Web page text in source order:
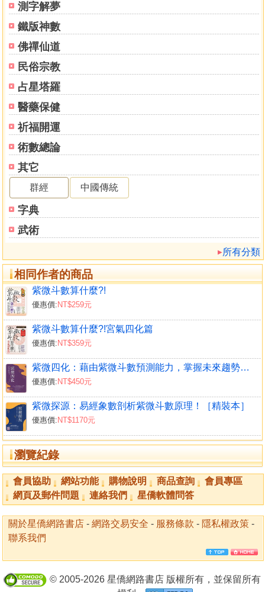
測字解夢
鐵版神數
佛禪仙道
民俗宗教
占星塔羅
醫藥保健
祈福開運
術數總論
其它
群經 中國傳統
字典
武術
所有分類
相同作者的商品
紫微斗數算什麼?!
優惠價: NT$259元
紫微斗數算什麼?!宮氣四化篇
優惠價: NT$359元
紫微四化：藉由紫微斗數預測能力，掌握未來趨勢變化！
優惠價: NT$450元
紫微探源：易經象數剖析紫微斗數原理！［精裝本］
優惠價: NT$1170元
瀏覽紀錄
上課時候常有學員問我，要如何學好紫微斗數呢？一開
始學習時，大部分學員想要速成，馬上能夠運用、論斷，最
後還是從基本開始，所謂萬丈高樓平地起，即使速成，也要
先預鑄好，拿到現場再組裝，基本的東西不可以少。本書主
要是把所有星曜做一次性解讀，以現代的環境探討星曜特
徵，讓星曜的特質不要離我們太遠，學起來會比較有興趣。
本書區分為七個章節：第一章觀念論，主要說明學習
「紫微斗數」的觀念，從另一個角度思考「紫微斗數」能給
我們那些幫助，協助我們遇到猶而不決的事情，多一個判斷
參考的工具。第二章時間的探討，介紹一般常用之曆法，時
差與命理的關係，以及命理上所使用的時間為何？探討紫微
斗數閏月排法，時間對「紫微斗數」的影響，時間與人的關
係。第三章基本認識，介紹五術基本常用的易經原理、「紫
微斗數」常用術語；以故事方式引導星曜認識，將星曜與星
的特質結合起來。第四章紫微斗數排盤，介紹排盤的方式，
排盤應注意的事項，快速起盤方法，如何排出正確的「紫微
第五章紫微斗數主星曜介紹，主要以易經卦理推論星
性，星性特質衍生萬物萬事，以系統觀看紫微斗數星性的推
演。第六章是以次星曜來說明，天刑、天姚、天馬、解神、
天巫、天月、陰煞、地劫、天空、台輔、封誥、三台、八
座、恩光、天貴、天官、天福、天廚、天哭、天虛、龍池、
鳳閣、紅鸞、天喜、孤辰、寡宿、蜚廉、破碎、天才、天
壽、天傷、天使，共有三十二顆星解說。第七章以流年星曜
介紹，共有四十八顆星曜，長生十二星：長生、沐浴、冠
帶、臨官、帝旺、衰、病、死、墓、絕、胎、養。博士十二
星：博士、力士、青龍、小耗、將軍、奏書、飛廉、喜神、
病符、大耗、伏兵、官府。將前十二星：將星、攀鞍、歲
驛、息神、華蓋、劫煞、災煞、天煞、指背、咸池、月煞、
亡神。歲前十二星：歲建、晦氣、喪門、貫索、官符、小
耗、大耗、龍德、白虎、天德、弔客、病符。
本書希望帶給學習者整體星曜的說明，盡量用現代所熟
知的事、物來詮釋，能夠遠取諸物，近取諸身，可以把眼見
的事、物可以歸納到各星曜裡面，也可以從星曜衍生應用，
達到紫微斗數活用於中活中。筆者也會不定時把紫微斗數相
關影片放到YouTube頻道上，關鍵字搜尋「王文華老師紫微
斗數」，可以幫助學習。
會員協助 網站功能 購物說明 商品查詢
會員專區
網頁及郵件問題
連絡我們 星僑軟體問答
關於星僑網路書店 - 網路交易安全 - 服務條款 - 隱私權政策 -
聯系我們
© 2005-2026 星僑網路書店 版權所有，並保留所有